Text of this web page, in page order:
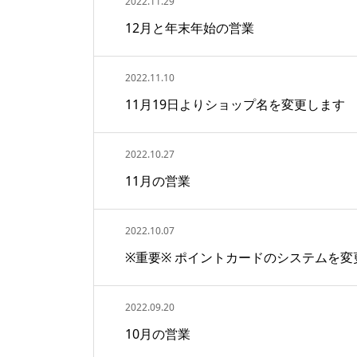
12月と年末年始の営業
2022.11.10
11月19日よりショップ名を変更します
2022.10.27
11月の営業
2022.10.07
※重要※ ポイントカードのシステムを変
2022.09.20
10月の営業